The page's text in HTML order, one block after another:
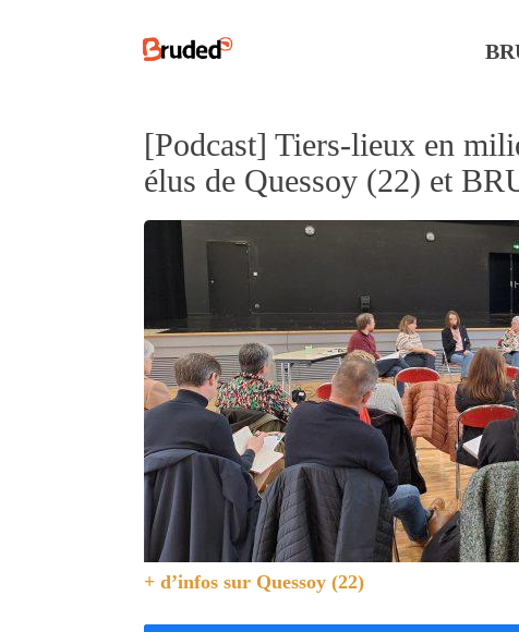
[Podcast] Tiers-lieux en
élus de Quessoy (22) et
+ d’infos sur Quessoy (22)